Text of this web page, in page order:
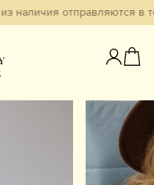
отправляются в
Избранное